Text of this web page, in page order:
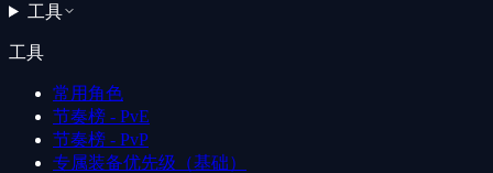
工具
工具
常用角色
节奏榜 - PvE
节奏榜 - PvP
专属装备优先级（基础）